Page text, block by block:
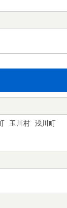
玉川村
浅川町